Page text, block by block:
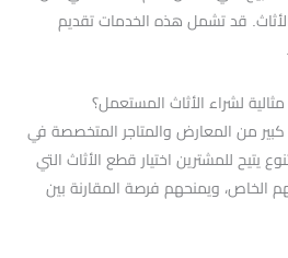
قد تشمل هذه الخدمات تقديم
لشراء الأثاث المستعمل؟
كبير من المعارض والمتاجر المتخصصة في
يتيح للمشترين اختيار قطع الأثاث التي
الخاص، ويمنحهم فرصة المقارنة بين